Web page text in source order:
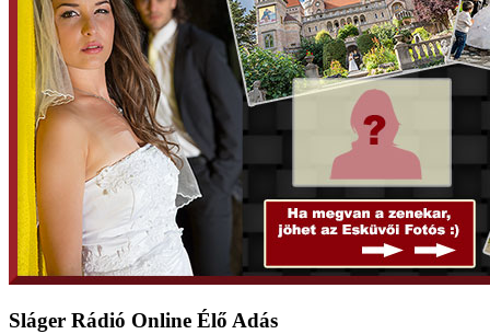
Sláger Rádió Online Élő Adás